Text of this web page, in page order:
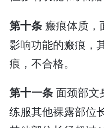
第十条 瘢痕体质，
影响功能的瘢痕，
痕，不合格。
第十一条面颈部文
练服其他裸露部位